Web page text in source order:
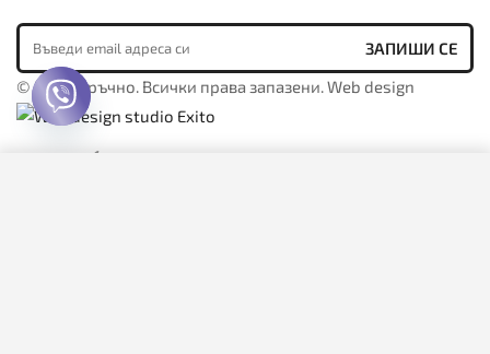
© 2026, Сръчно. Всички права запазени. Web design